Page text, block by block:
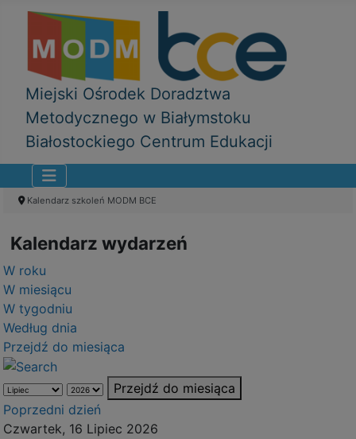
Miejski Ośrodek Doradztwa
Metodycznego w Białymstoku
Białostockiego Centrum Edukacji
Kalendarz szkoleń MODM BCE
Kalendarz wydarzeń
W roku
W miesiącu
W tygodniu
Według dnia
Przejdź do miesiąca
Przejdź do miesiąca
Poprzedni dzień
Czwartek, 16 Lipiec 2026